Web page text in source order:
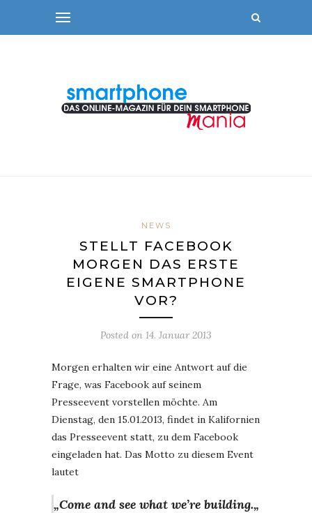
NEWS
STELLT FACEBOOK
MORGEN DAS ERSTE
EIGENE SMARTPHONE
VOR?
Posted on 14. Januar 2013
Morgen erhalten wir eine Antwort auf die
Frage, was Facebook auf seinem
Presseevent vorstellen möchte. Am
Dienstag, den 15.01.2013, findet in Kalifornien
das Presseevent statt, zu dem Facebook
eingeladen hat. Das Motto zu diesem Event
lautet
„Come and see what we’re building.„